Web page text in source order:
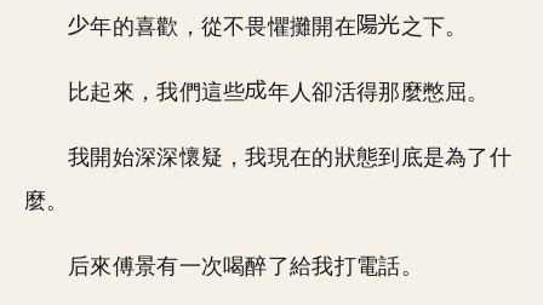
年的喜歡，從不畏懼攤開在 之下。
比起來，我們這些 年人卻活得那麼憋屈。
我開始深深懷疑，我現在的狀態到底是為了什
麼。
后來傅景有一次喝醉了給我打電話。